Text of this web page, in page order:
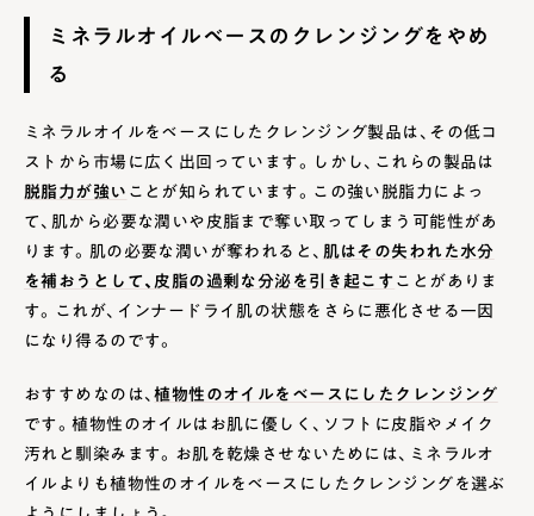
ミネラルオイルベースのクレンジングをやめ
る
ミネラルオイルをベースにしたクレンジング製品は、その低コ
ストから市場に広く出回っています。しかし、これらの製品は
脱脂力が強い ことが知られています。この強い脱脂力によっ
て、肌から必要な潤いや皮脂まで奪い取ってしまう可能性があ
ります。肌の必要な潤いが奪われると、 肌はその失われた水分
を補おうとして、皮脂の過剰な分泌を引き起こすことがありま
す。これが、インナードライ肌の状態をさらに悪化させる一因
になり得るのです。
おすすめなのは、植物性のオイルをベースにしたクレンジング
です。植物性のオイルはお肌に優しく、ソフトに皮脂やメイク
汚れと馴染みます。お肌を乾燥させないためには、ミネラルオ
イルよりも植物性のオイルをベースにしたクレンジングを選ぶ